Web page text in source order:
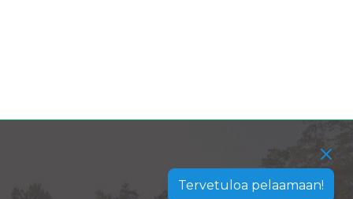
Tervetuloa pelaamaan!